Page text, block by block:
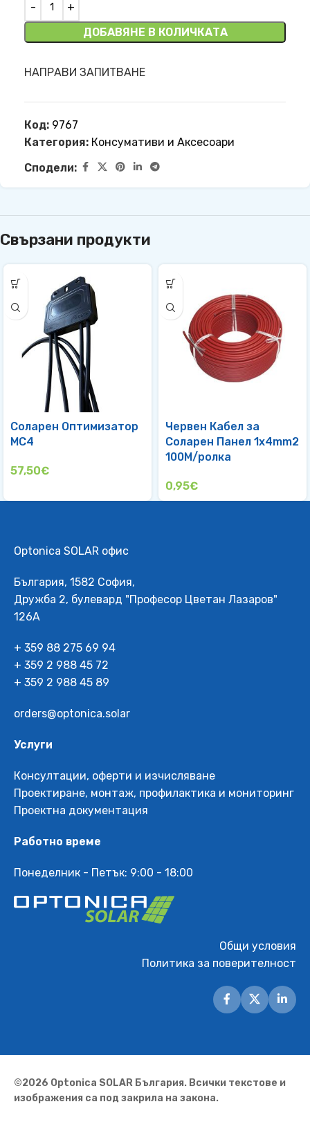
ДОБАВЯНЕ В КОЛИЧКАТА
НАПРАВИ ЗАПИТВАНЕ
Код: 9767
Категория: Консумативи и Аксесоари
Сподели:
Свързани продукти
Соларен Оптимизатор
МС4
57,50€
Червен Кабел за
Соларен Панел 1х4mm2
100M/ролка
0,95€
Optonica SOLAR офис
България, 1582 София,
Дружба 2, булевард "Професор Цветан Лазаров"
126А
+ 359 88 275 69 94
+ 359 2 988 45 72
+ 359 2 988 45 89
orders@optonica.solar
Услуги
Консултации, оферти и изчисляване
Проектиране, монтаж, профилактика и мониторинг
Проектна документация
Работно време
Понеделник - Петък: 9:00 - 18:00
Общи условия
Политика за поверителност
©2026 Optonica SOLAR България. Всички текстове и
изображения са под закрила на закона.